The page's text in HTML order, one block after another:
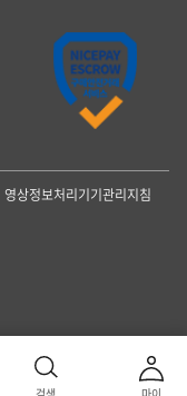
영상정보처리기기관리지침